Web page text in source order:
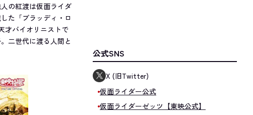
の紅渡は仮面ライダ
た「ブラッディ・ロ
才バイオリニストで
二世代に渡る人間と
公式SNS
X (旧Twitter)
仮面ライダー公式
仮面ライダーゼッツ【東映公式】